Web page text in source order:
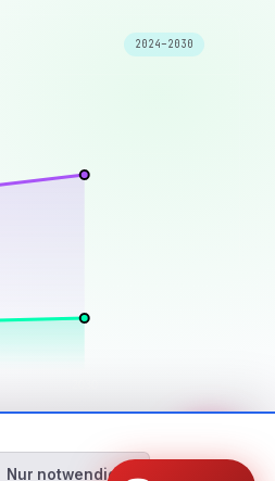
2024–2030
Nur notwendige